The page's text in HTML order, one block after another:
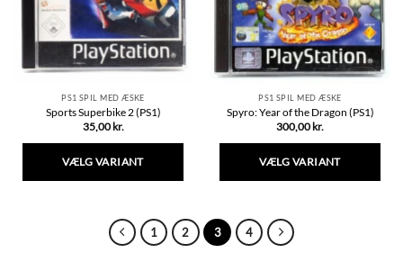
på
varesiden
på
varesiden
PS1 SPIL MED ÆSKE
Sports Superbike 2 (PS1)
35,00 kr.
VÆLG VARIANT
har
flere
PS1 SPIL MED ÆSKE
Spyro: Year of the Dragon (PS1)
300,00 kr.
VÆLG VARIANT
1 2 3 4